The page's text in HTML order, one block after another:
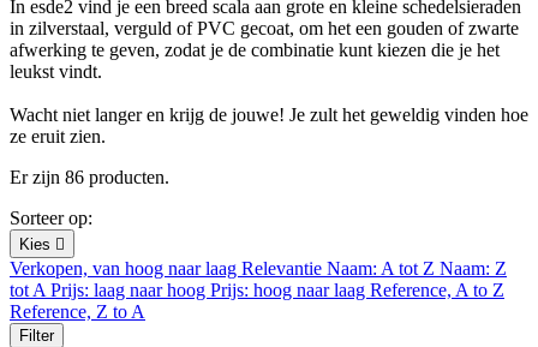
In esde2 vind je een breed scala aan grote en kleine schedelsieraden
in zilverstaal, verguld of PVC gecoat, om het een gouden of zwarte
afwerking te geven, zodat je de combinatie kunt kiezen die je het
leukst vindt.
Wacht niet langer en krijg de jouwe! Je zult het geweldig vinden hoe
ze eruit zien.
Er zijn 86 producten.
Sorteer op:
Kies 
Verkopen, van hoog naar laag Relevantie Naam: A tot Z Naam: Z
tot APrijs: laag naar hoog Prijs: hoog naar laag Reference, A to Z
Reference, Z to A
Filter